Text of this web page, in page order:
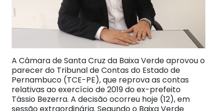
A Câmara de Santa Cruz da Baixa Verde aprovou o
parecer do Tribunal de Contas do Estado de
Pernambuco (TCE-PE), que reprova as contas
relativas ao exercício de 2019 do ex-prefeito
Tássio Bezerra. A decisão ocorreu hoje (12), em